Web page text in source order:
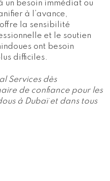
un besoin immédiat ou
à l’avance,
la sensibilité
et le soutien
ont besoin
difficiles.
Services dès
de confiance pour les
à Dubaï et dans tous